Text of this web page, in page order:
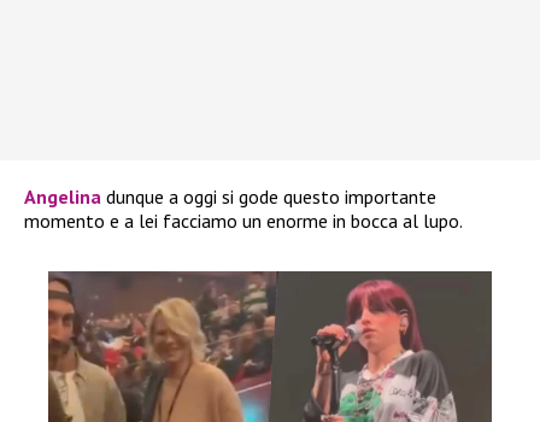
Angelina dunque a oggi si gode questo importante
momento e a lei facciamo un enorme in bocca al lupo.